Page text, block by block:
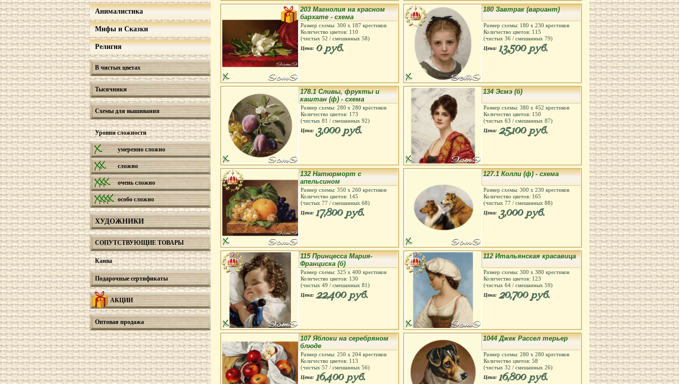
Анималистика
Мифы и Сказки
Религия
В чистых цветах
Тысячники
Схемы для вышивания
Уровни сложности
умеренно сложно
сложно
очень сложно
особо сложно
ХУДОЖНИКИ
СОПУТСТВУЮЩИЕ ТОВАРЫ
Канва
Подарочные сертификаты
АКЦИИ
Оптовая продажа
203 Магнолия на красном
бархате - cхема
Размер схемы: 300 х 187 крестиков
Количество цветов: 110
(чистых 52 / смешанных 58)
Цена: 0 руб.
180 Завтрак (вариант)
Размер схемы: 180 х 230 крестиков
Количество цветов: 115
(чистых 36 / смешанных 79)
Цена: 13,500 руб.
178.1 Сливы, фрукты и
каштан (ф) - схема
Размер схемы: 280 х 280 крестиков
Количество цветов: 173
(чистых 81 / смешанных 92)
Цена: 3,000 руб.
134 Эсмэ (б)
Размер схемы: 380 х 452 крестиков
Количество цветов: 150
(чистых 63 / смешанных 87)
Цена: 25,100 руб.
132 Натюрморт с
апельсином
Размер схемы: 350 х 260 крестиков
Количество цветов: 145
(чистых 77 / смешанных 68)
Цена: 17,800 руб.
127.1 Колли (ф) - схема
Размер схемы: 300 х 230 крестиков
Количество цветов: 165
(чистых 77 / смешанных 88)
Цена: 3,000 руб.
115 Принцесса Мария-
Франциска (б)
Размер схемы: 325 х 400 крестиков
Количество цветов: 130
(чистых 49 / смешанных 81)
Цена: 22,400 руб.
112 Итальянская красавица
Размер схемы: 300 х 380 крестиков
Количество цветов: 123
(чистых 64 / смешанных 59)
Цена: 20,700 руб.
107 Яблоки на серебряном
блюде
Размер схемы: 250 х 204 крестиков
Количество цветов: 113
(чистых 57 / смешанных 56)
Цена: 16,400 руб.
1044 Джек Рассел терьер
Размер схемы: 280 х 280 крестиков
Количество цветов: 58
(чистых 32 / смешанных 26)
Цена: 16,800 руб.